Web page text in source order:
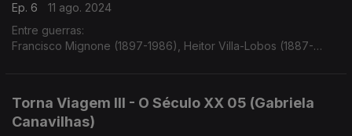
Ep. 6
11 ago. 2024
Entre guerras:
Francisco Mignone (1897-1986), Heitor Villa-Lobos (1887-
Torna Viagem III - O Século XX 05 (Gabriela
Canavilhas)